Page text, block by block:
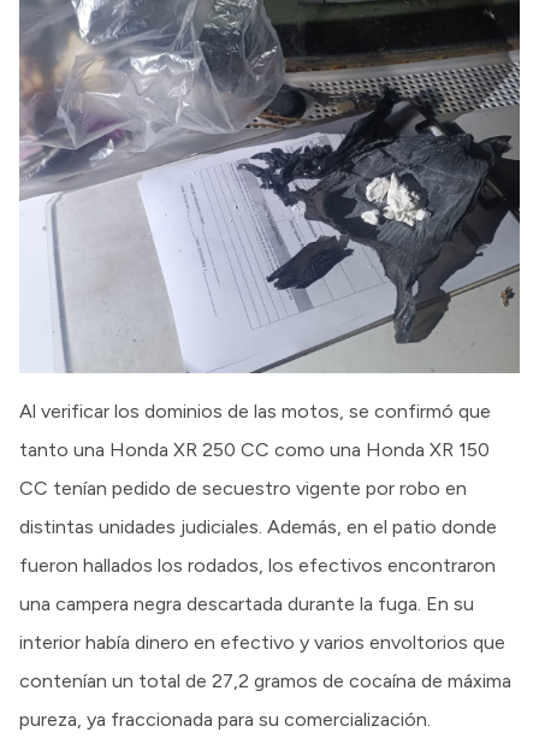
Al verificar los dominios de las motos, se confirmó que
tanto una Honda XR 250 CC como una Honda XR 150
CC tenían pedido de secuestro vigente por robo en
distintas unidades judiciales. Además, en el patio donde
fueron hallados los rodados, los efectivos encontraron
una campera negra descartada durante la fuga. En su
interior había dinero en efectivo y varios envoltorios que
contenían un total de 27,2 gramos de cocaína de máxima
pureza, ya fraccionada para su comercialización.